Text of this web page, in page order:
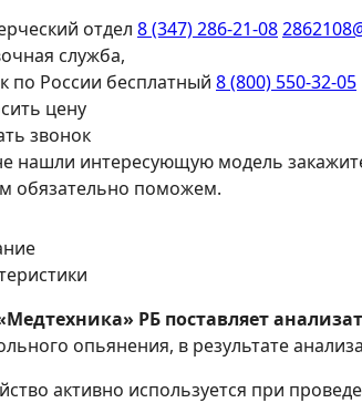
отдел 8 (347) 286-21-08
служба,
по России бесплатный 8 (800) 550-32-05
цену
звонок
нашли интересующую модель
обязательно поможем.
РБ поставляет
опьянения, в результате
активно используется при